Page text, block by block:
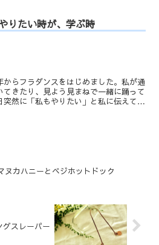
りたい時が、学ぶ時
らフラダンスをはじめました。私が通
きたり、見よう見まねで一緒に踊って
然に「私もやりたい」と私に伝えてく
ヌカハニーとベジホットドック
グスレーパー